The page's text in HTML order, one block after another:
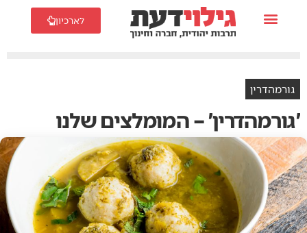
לארכיון
גורמהדרין
'גורמהדרין' – המומלצים שלנו